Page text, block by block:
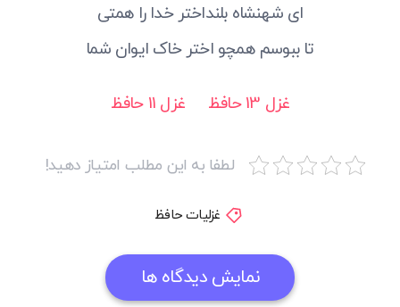
ای شهنشاه بلنداختر خدا را همتی
تا ببوسم همچو اختر خاک ایوان شما
غزل 13 حافظ غزل 11 حافظ
لطفا به این مطلب امتیاز دهید!
غزلیات حافظ
نمایش دیدگاه ها